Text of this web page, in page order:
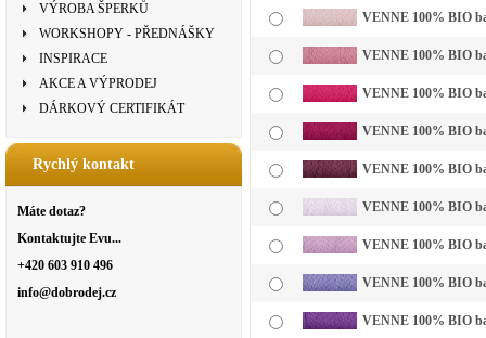
VÝROBA ŠPERKŮ
WORKSHOPY - PŘEDNÁŠKY
INSPIRACE
AKCE A VÝPRODEJ
DÁRKOVÝ CERTIFIKÁT
Rychlý kontakt
Máte dotaz?
Kontaktujte Evu...
+420 603 910 496
info@dobrodej.cz
VENNE 100% BIO
VENNE 100% BIO
VENNE 100% BIO
VENNE 100% BIO
VENNE 100% BIO
VENNE 100% BIO
VENNE 100% BIO
VENNE 100% BIO
VENNE 100% BIO